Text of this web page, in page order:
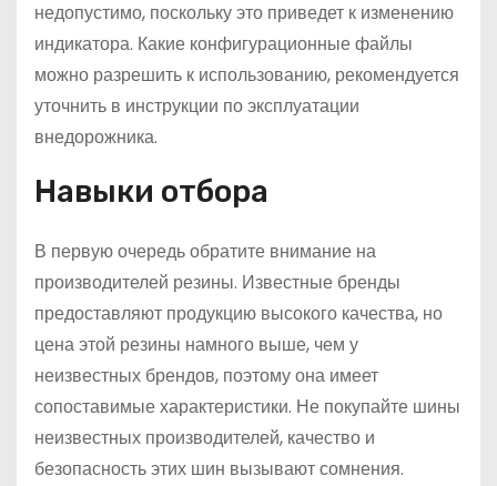
недопустимо, поскольку это приведет к изменению
индикатора. Какие конфигурационные файлы
можно разрешить к использованию, рекомендуется
уточнить в инструкции по эксплуатации
внедорожника.
Навыки отбора
В первую очередь обратите внимание на
производителей резины. Известные бренды
предоставляют продукцию высокого качества, но
цена этой резины намного выше, чем у
неизвестных брендов, поэтому она имеет
сопоставимые характеристики. Не покупайте шины
неизвестных производителей, качество и
безопасность этих шин вызывают сомнения.